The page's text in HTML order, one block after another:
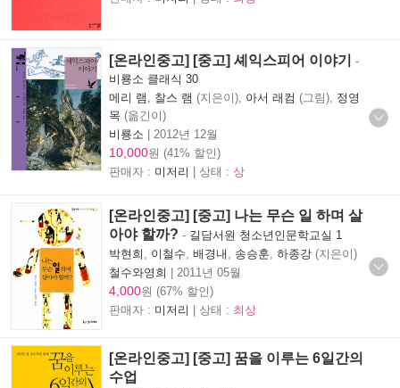
[온라인중고] [중고] 셰익스피어 이야기
-
비룡소 클래식 30
메리 램
찰스 램 (지은이), 아서 래컴 (그림), 정영
목 (옮긴이)
비룡소 | 2012년 12월
10,000원 (41% 할인)
판매자 : 미저리 | 상태 : 상
[온라인중고] [중고] 나는 무슨 일 하며 살
아야 할까? - 길담서원 청소년인문학교실 1
박현희
이철수 배경내 송승훈 하종강 (지은이)
철수와영희 | 2011년 05월
4,000원 (67% 할인)
판매자 : 미저리 | 상태 : 최상
[온라인중고] [중고] 꿈을 이루는 6일간의
수업